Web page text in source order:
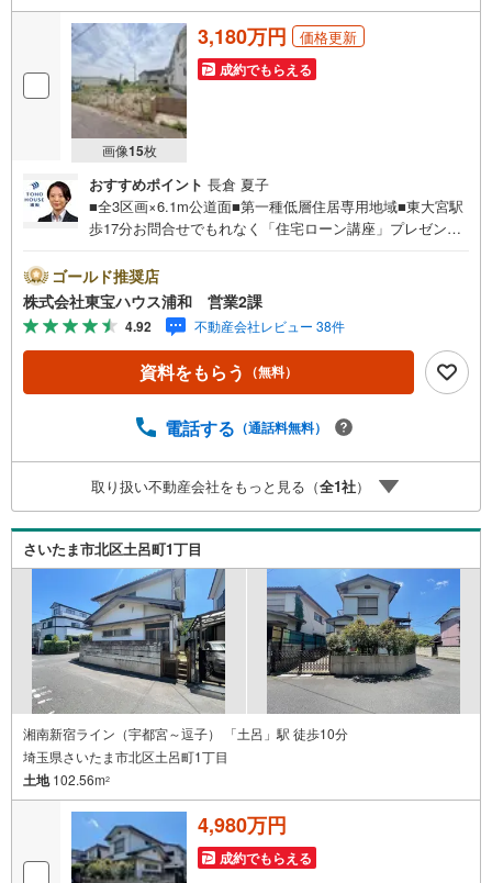
画像15枚
3,180万円 価格更新
成約でもらえる
おすすめポイント 長倉 夏子
■全3区画×6.1m公道面■第一種低層住居専用地域■東大宮駅
歩17分お問合せでもれなく「住宅ローン講座」プレゼン
お電話でのお問い合わせがスムーズにご案内できますぜひ
お気軽にご連絡下さい！東宝ハウスライフソリューション
ズグループ 東宝ハウス浦和 特別提携金利〔一例〕東宝
ハウス浦和の住宅ローン■変動金利全期間引下げプラン⇒住
宅ローン金利優遇割の最大適用《0.89％》と某信用金庫金
利1.275％の比較借入金4000万円返済期間35年の総返済額
ります）◇TOHO HOUSE CLUBで生涯の安心をお届け◇東
ング、かけつけサポート、Club Offプレミアムなど多彩なサ
ービスがございます
ゴールド推奨店
株式会社東宝ハウス浦和 営業2課
4.92 不動産会社レビュー 38件
資料をもらう （無料）
電話する （通話料無料）
取り扱い不動産会社をもっと見る（全1社）
さいたま市北区土呂町1丁目
湘南新宿ライン（宇都宮～逗子） 「土呂」駅 徒歩10分
埼玉県さいたま市北区土呂町1丁目
土地102.56m2
4,980万円
成約でもらえる